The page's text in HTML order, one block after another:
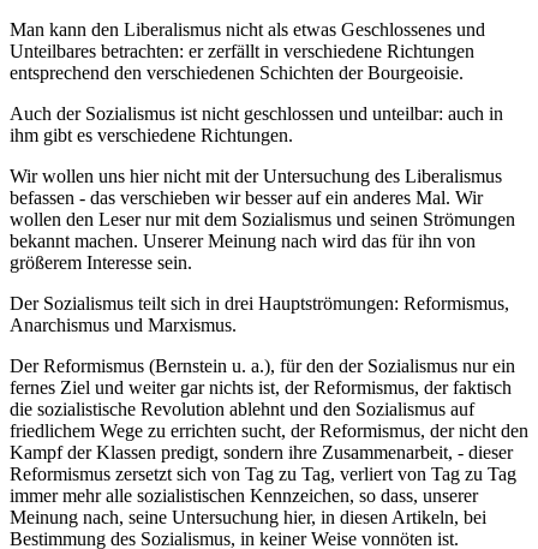
Man kann den Liberalismus nicht als etwas Geschlossenes und
Unteilbares betrachten: er zerfällt in verschiedene Richtungen
entsprechend den verschiedenen Schichten der Bourgeoisie.
Auch der Sozialismus ist nicht geschlossen und unteilbar: auch in
ihm gibt es verschiedene Richtungen.
Wir wollen uns hier nicht mit der Untersuchung des Liberalismus
befassen - das verschieben wir besser auf ein anderes Mal. Wir
wollen den Leser nur mit dem Sozialismus und seinen Strömungen
bekannt machen. Unserer Meinung nach wird das für ihn von
größerem Interesse sein.
Der Sozialismus teilt sich in drei Hauptströmungen: Reformismus,
Anarchismus und Marxismus.
Der Reformismus (Bernstein u. a.), für den der Sozialismus nur ein
fernes Ziel und weiter gar nichts ist, der Reformismus, der faktisch
die sozialistische Revolution ablehnt und den Sozialismus auf
friedlichem Wege zu errichten sucht, der Reformismus, der nicht den
Kampf der Klassen predigt, sondern ihre Zusammenarbeit, - dieser
Reformismus zersetzt sich von Tag zu Tag, verliert von Tag zu Tag
immer mehr alle sozialistischen Kennzeichen, so dass, unserer
Meinung nach, seine Untersuchung hier, in diesen Artikeln, bei
Bestimmung des Sozialismus, in keiner Weise vonnöten ist.